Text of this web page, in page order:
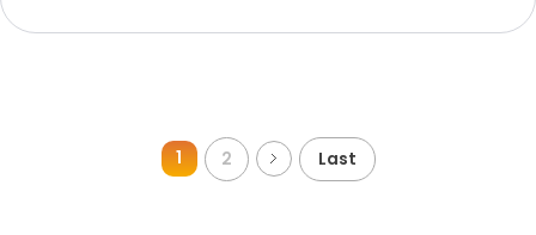
1 2 Last